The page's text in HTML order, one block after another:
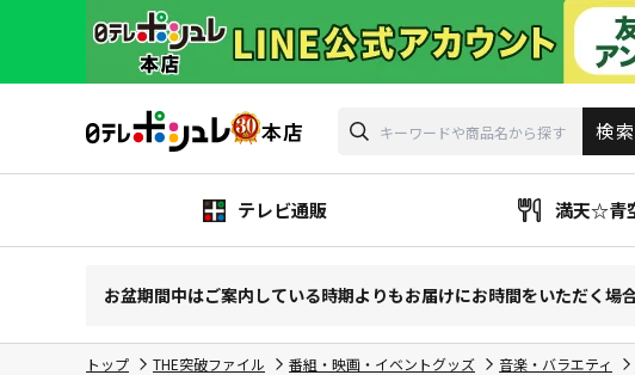
テレビ通販 満天☆青
お盆期間中はご案内している時期よりもお届けにお時間をいただく場
トップ THE突破ファイル 番組・映画・イベントグッズ 音楽・バラエティ